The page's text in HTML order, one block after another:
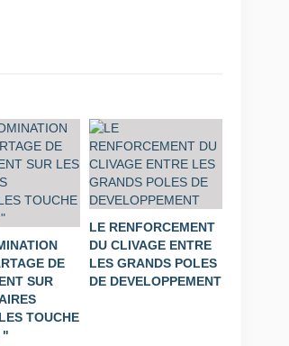
DE
SUR
TOUCHE
"
LE RENFORCEMENT
DU CLIVAGE ENTRE
LES GRANDS POLES
DE DEVELOPPEMENT